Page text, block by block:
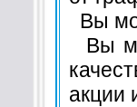
Вы
Вы
акции